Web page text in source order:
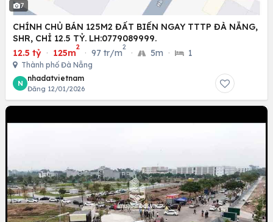
7
CHÍNH CHỦ BÁN 125M2 ĐẤT BIỂN NGAY TTTP ĐÀ NẴNG,
SHR, CHỈ 12.5 TỶ. LH:0779089999.
12.5 tỷ · 125m
2
· 97 tr/m
2
· 5m · 1
Thành phố Đà Nẵng
N
nhadatvietnam
Đăng 12/01/2026